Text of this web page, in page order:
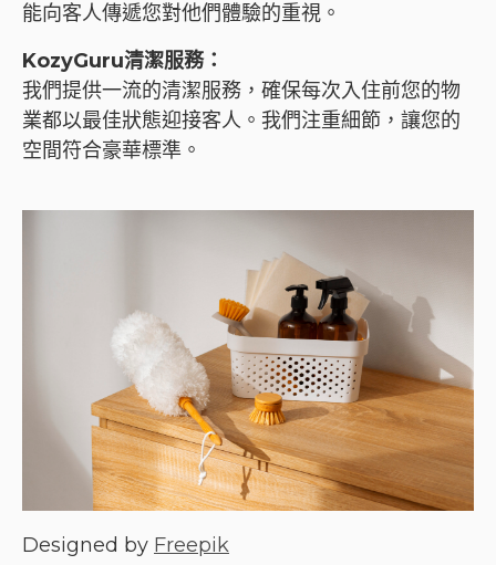
能向客人傳遞您對他們體驗的重視。
KozyGuru清潔服務：
我們提供一流的清潔服務，確保每次入住前您的物
業都以最佳狀態迎接客人。我們注重細節，讓您的
空間符合豪華標準。
Designed by Freepik